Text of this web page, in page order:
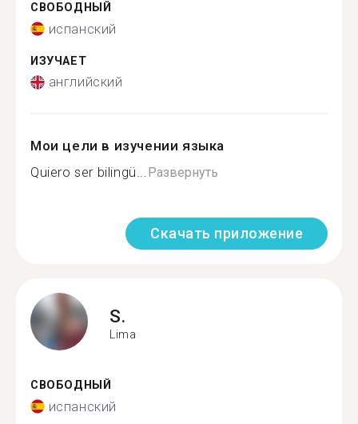
СВОБОДНЫЙ
испанский
ИЗУЧАЕТ
английский
Мои цели в изучении языка
Quiero ser bilingü...Развернуть
Скачать приложение
S.
Lima
СВОБОДНЫЙ
испанский